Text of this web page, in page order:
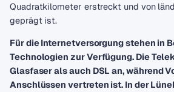
Quadratkilometer erstreckt und von
geprägt ist.
Für die Internetversorgung stehen in
Technologien zur Verfügung. Die
Glasfaser als auch DSL an, während
Anschlüssen vertreten ist. In der